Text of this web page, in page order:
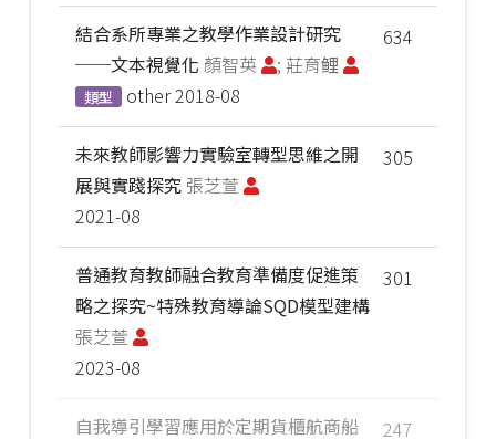
634
結合系所專業之教學作業設計研究
──文本視覺化 顏智英 ; 莊育鲤
類型 other2018-08
305
未來教師影響力實驗室轉型思維之開
展與實踐探究 張芝萱
2021-08
301
普通教育教師融合教育準備度促進策
略之探究~特殊教育導論SQD模型建構
張芝萱
2023-08
247
自我導引學習應用於定期貨櫃航商船